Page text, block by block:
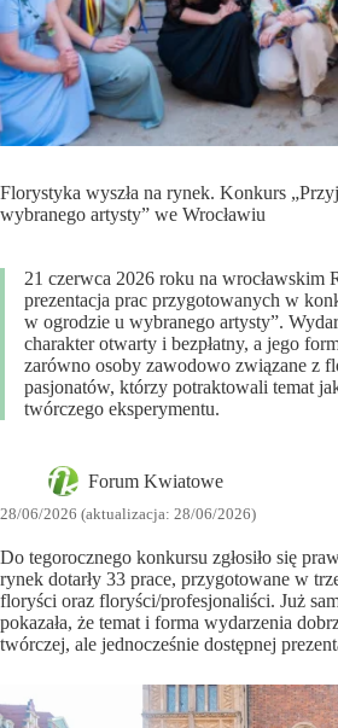
Florystyka wyszła na rynek. Konkurs
wybranego artysty” we Wrocławiu
21 czerwca 2026 roku na wrocławskim
prezentacja prac przygotowanych w
w ogrodzie u wybranego artysty”.
charakter otwarty i bezpłatny, a jego
zarówno osoby zawodowo związane z
pasjonatów, którzy potraktowali temat
twórczego eksperymentu.
Forum Kwiatowe
28/06/2026 (aktualizacja: 28/06/2026)
Do tegorocznego konkursu zgłosiło się
rynek dotarły 33 prace, przygotowane w
floryści oraz floryści/profesjonaliści. Już
pokazała, że temat i forma wydarzenia
twórczej, ale jednocześnie dostępnej